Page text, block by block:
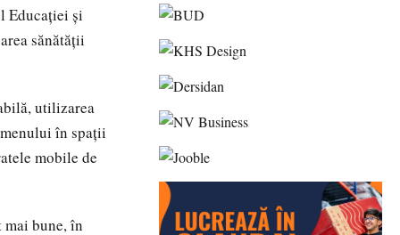
Educației și
sănătății
utilizarea
în spații
mobile de
bune, în